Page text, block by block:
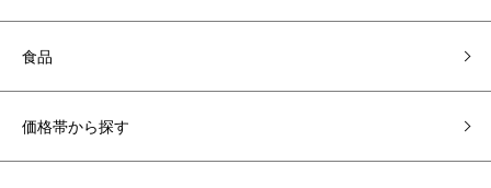
食品
価格帯から探す